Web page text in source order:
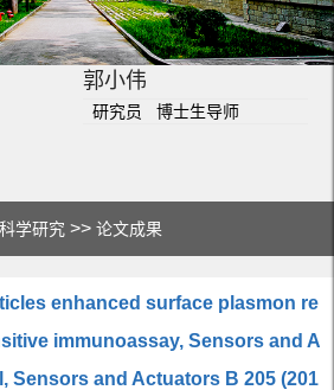
郭小伟
研究员 博士生导师
科学研究 >>论文成果
enhanced surface plasmon re
immunoassay, Sensors and A
Sensors and Actuators B 205 (201